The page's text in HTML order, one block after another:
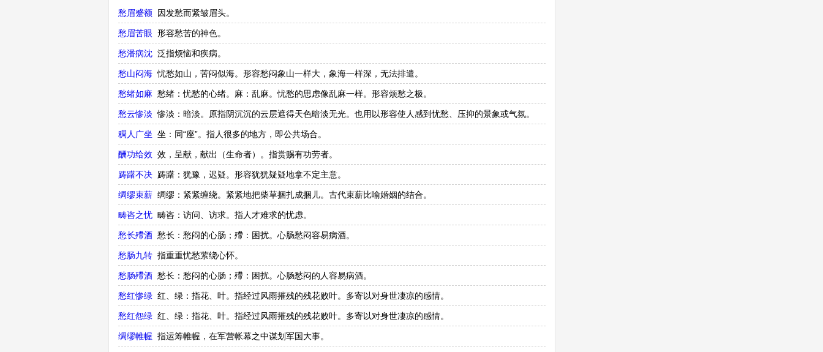
愁眉蹙额 因发愁而紧皱眉头。
愁眉苦眼 形容愁苦的神色。
愁潘病沈 泛指烦恼和疾病。
愁山闷海 忧愁如山，苦闷似海。形容愁闷象山一样大，象海一样深，无法排遣。
愁绪如麻 愁绪：忧愁的心绪。麻：乱麻。忧愁的思虑像乱麻一样。形容烦愁之极。
愁云惨淡 惨淡：暗淡。原指阴沉沉的云层遮得天色暗淡无光。也用以形容使人感到忧愁、压抑的景象或气氛。
稠人广坐 坐：同“座”。指人很多的地方，即公共场合。
酬功给效 效，呈献，献出（生命者）。指赏赐有功劳者。
踌躇不决 踌躇：犹豫，迟疑。形容犹犹疑疑地拿不定主意。
绸缪束薪 绸缪：紧紧缠绕。紧紧地把柴草捆扎成捆儿。古代束薪比喻婚姻的结合。
畴咨之忧 畴咨：访问、访求。指人才难求的忧虑。
愁长殢酒 愁长：愁闷的心肠；殢：困扰。心肠愁闷容易病酒。
愁肠九转 指重重忧愁萦绕心怀。
愁肠殢酒 愁长：愁闷的心肠；殢：困扰。心肠愁闷的人容易病酒。
愁红惨绿 红、绿：指花、叶。指经过风雨摧残的残花败叶。多寄以对身世凄凉的感情。
愁红怨绿 红、绿：指花、叶。指经过风雨摧残的残花败叶。多寄以对身世凄凉的感情。
绸缪帷幄 指运筹帷幄，在军营帐幕之中谋划军国大事。